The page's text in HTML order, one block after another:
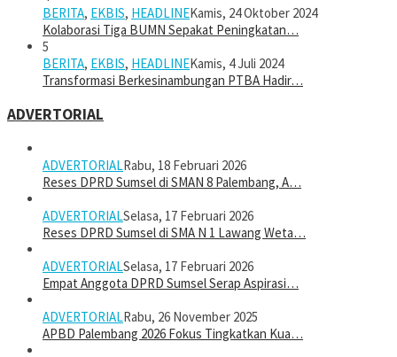
BERITA, EKBIS, HEADLINEKamis, 24 Oktober 2024
Kolaborasi Tiga BUMN Sepakat Peningkatan…
5
BERITA, EKBIS, HEADLINEKamis, 4 Juli 2024
Transformasi Berkesinambungan PTBA Hadir…
ADVERTORIAL
ADVERTORIALRabu, 18 Februari 2026
Reses DPRD Sumsel di SMAN 8 Palembang, A…
ADVERTORIALSelasa, 17 Februari 2026
Reses DPRD Sumsel di SMA N 1 Lawang Weta…
ADVERTORIALSelasa, 17 Februari 2026
Empat Anggota DPRD Sumsel Serap Aspirasi…
ADVERTORIALRabu, 26 November 2025
APBD Palembang 2026 Fokus Tingkatkan Kua…